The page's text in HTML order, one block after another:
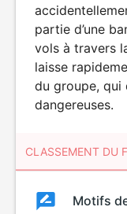
partie d’une
vols à travers
laisse
du groupe, qui
dangereuses.
CLASSEMENT DU
Classement
Motifs